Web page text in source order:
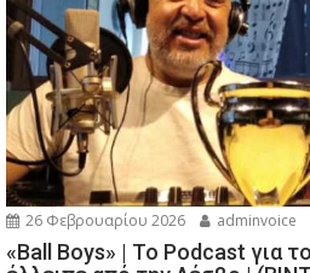
26 Φεβρουαρίου 2026 adminvoice
«Ball Boys» | Το Podcast για